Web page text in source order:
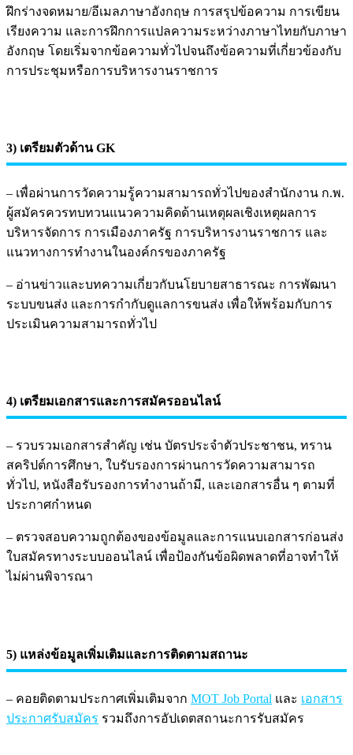
ฝึกร่างจดหมาย/อีเมลภาษาอังกฤษ การสรุปข้อความ การเขียน
เรียงความ และการฝึกการแปลความระหว่างภาษาไทยกับภาษา
อังกฤษ โดยเริ่มจากข้อความทั่วไปจนถึงข้อความที่เกี่ยวข้องกับ
การประชุมหรือการบริหารงานราชการ
3) เตรียมตัวด้าน GK
– เพื่อผ่านการวัดความรู้ความสามารถทั่วไปของสำนักงาน ก.พ.
ผู้สมัครควรทบทวนแนวความคิดด้านเหตุผลเชิงเหตุผลการ
บริหารจัดการ การเมืองภาครัฐ การบริหารงานราชการ และ
แนวทางการทำงานในองค์กรของภาครัฐ
– อ่านข่าวและบทความเกี่ยวกับนโยบายสาธารณะ การพัฒนา
ระบบขนส่ง และการกำกับดูแลการขนส่ง เพื่อให้พร้อมกับการ
ประเมินความสามารถทั่วไป
4) เตรียมเอกสารและการสมัครออนไลน์
– รวบรวมเอกสารสำคัญ เช่น บัตรประจำตัวประชาชน, ทราน
สคริปต์การศึกษา, ใบรับรองการผ่านการวัดความสามารถ
ทั่วไป, หนังสือรับรองการทำงานถ้ามี, และเอกสารอื่น ๆ ตามที่
ประกาศกำหนด
– ตรวจสอบความถูกต้องของข้อมูลและการแนบเอกสารก่อนส่ง
ใบสมัครทางระบบออนไลน์ เพื่อป้องกันข้อผิดพลาดที่อาจทำให้
ไม่ผ่านพิจารณา
5) แหล่งข้อมูลเพิ่มเติมและการติดตามสถานะ
– คอยติดตามประกาศเพิ่มเติมจาก MOT Job Portal และ เอกสาร
ประกาศรับสมัคร รวมถึงการอัปเดตสถานะการรับสมัคร